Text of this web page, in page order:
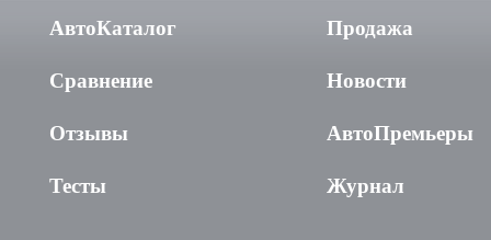
АвтоКаталог
Сравнение
Отзывы
Тесты
Продажа
Новости
АвтоПремьеры
Журнал